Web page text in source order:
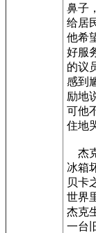
鼻子
给居
他希
好服
的议
感到
励地
可他
住地
杰
冰箱
贝卡
世界
杰克
一台